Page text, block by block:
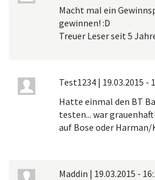
Macht mal ein
gewinnen! :D
Treuer Leser seit 5
Test1234 | 19.03.2015 -
Hatte einmal den BT
testen... war
auf Bose oder Harman/
Maddin | 19.03.2015 -